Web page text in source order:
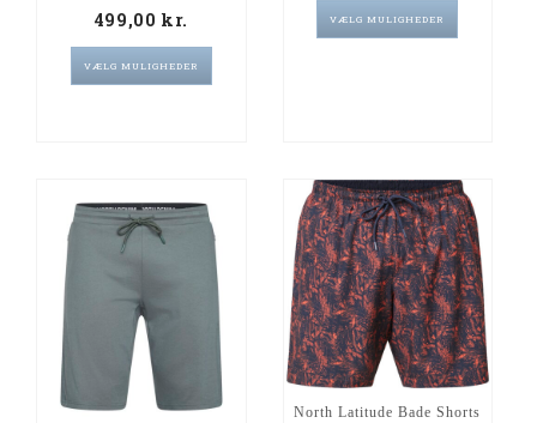
499,00kr.
VÆLG MULIGHEDER
VÆLG MULIGHEDER
North Latitude Bade Shorts